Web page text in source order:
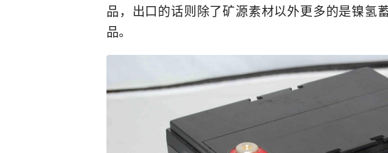
品，出口的话则除了矿源素材以外更多的是镍氢
品。